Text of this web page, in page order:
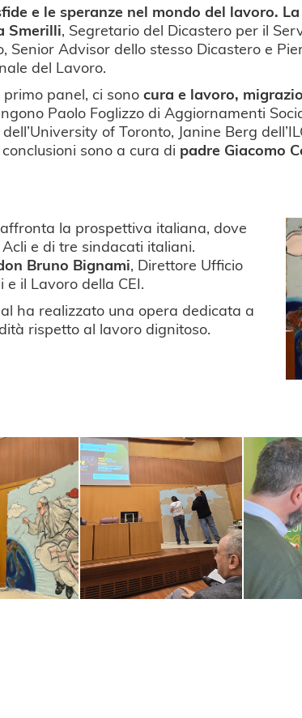
e le speranze nel mondo del lavoro.
Smerilli, Segretario del Dicastero per il
Senior Advisor dello stesso Dicastero e
del Lavoro.
panel, ci sonocura e lavoro,
Paolo Foglizzo di Aggiornamenti
of Toronto, Janine Berg
sono a cura di padre Giacomo
la prospettiva italiana, dove
e di tre sindacati italiani.
Bruno Bignami, Direttore Ufficio
il Lavoro della CEI.
ha realizzato una opera dedicata a
rispetto al lavoro dignitoso.